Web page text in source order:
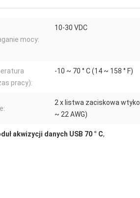
mocy:
10-30 VDC
pracy):
-10 ~ 70 ° C (14 ~ 158 ° F)
2 x listwa zaciskowa
~ 22 AWG)
akwizycji danych USB 70 ° C,